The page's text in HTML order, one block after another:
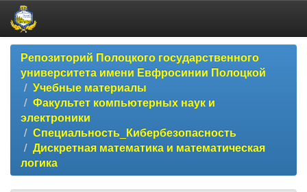
Skip
navigationРепозиторий Полоцкого государственного
университета имени Евфросинии Полоцкой
Учебные материалы
Факультет компьютерных наук и
электроники
Специальность_Кибербезопасность
Дискретная математика и математическая
логика